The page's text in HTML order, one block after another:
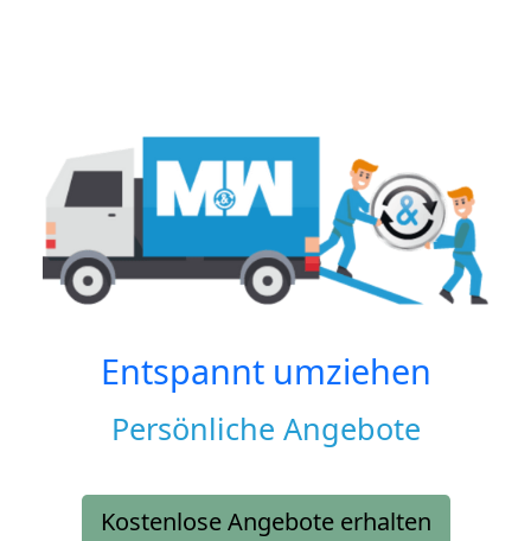
Entspannt umziehen
Persönliche Angebote
Kostenlose Angebote erhalten